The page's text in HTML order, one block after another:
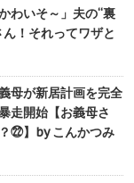
わいそ～」夫の“裏
！それってワザと
母が新居計画を完全
走開始【お義母さ
㉒】by こんかつみ